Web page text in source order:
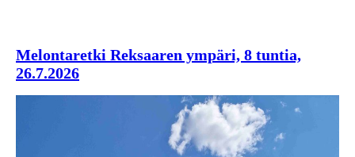
Melontaretki Reksaaren ympäri, 8 tuntia,
26.7.2026